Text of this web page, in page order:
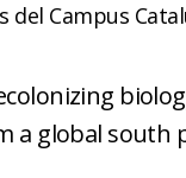
del Campus
a global south